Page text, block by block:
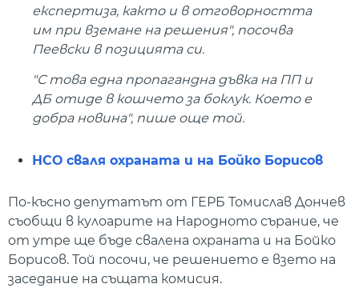
експертиза, както и в отговорността
им при вземане на решения", посочва
Пеевски в позицията си.
"С това една пропагандна дъвка на ПП и
ДБ отиде в кошчето за боклук. Което е
добра новина", пише още той.
НСО сваля охраната и на Бойко Борисов
По-късно депутатът от ГЕРБ Томислав Дончев
съобщи в кулоарите на Народното сърание, че
от утре ще бъде свалена охраната и на Бойко
Борисов. Той посочи, че решението е взето на
заседание на същата комисия.